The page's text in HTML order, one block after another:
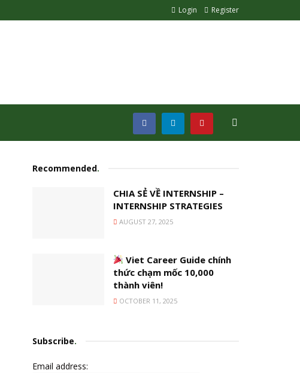
Login Register
Recommended.
CHIA SẺ VỀ INTERNSHIP –
INTERNSHIP STRATEGIES
AUGUST 27, 2025
Viet Career Guide chính
thức chạm mốc 10,000
thành viên!
OCTOBER 11, 2025
Subscribe.
Email address: